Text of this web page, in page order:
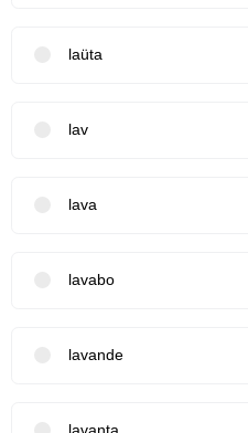
laüta
lav
lava
lavabo
lavande